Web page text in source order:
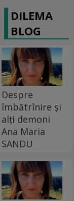
DILEMA
BLOG
Despre
îmbătrînire și
alți demoni
Ana Maria
SANDU